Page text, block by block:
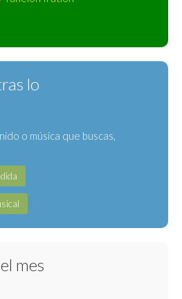
lo
o música que buscas,
mes